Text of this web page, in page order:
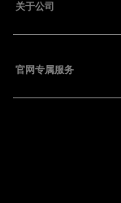
关于公司
官网专属服务